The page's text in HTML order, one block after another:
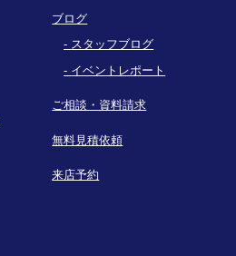
ブログ
スタッフブログ
イベントレポート
ご相談・資料請求
無料見積依頼
来店予約